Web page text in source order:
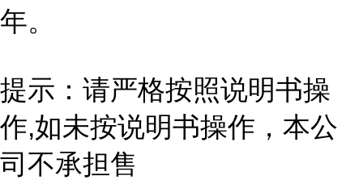
年。
提示：请严格按照说明书操
作,如未按说明书操作，本公
司不承担售